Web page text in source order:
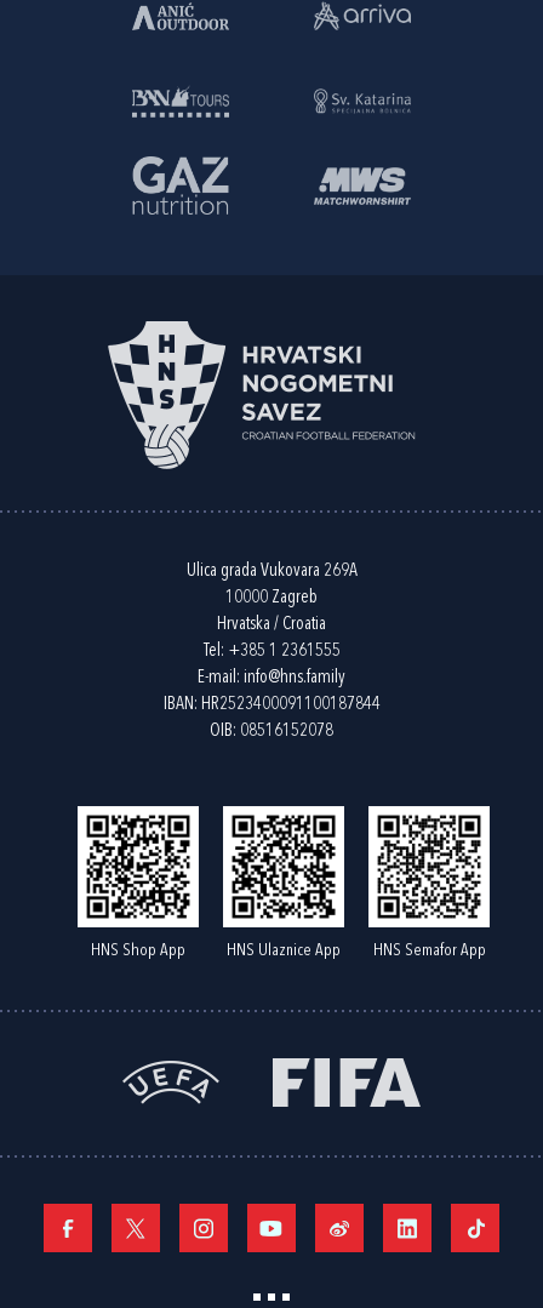
Ulica grada Vukovara 269A
10000 Zagreb
Hrvatska / Croatia
Tel: +385 1 2361555
E-mail: info@hns.family
IBAN: HR2523400091100187844
OIB: 08516152078
HNS Shop App HNS Ulaznice App HNS Semafor App